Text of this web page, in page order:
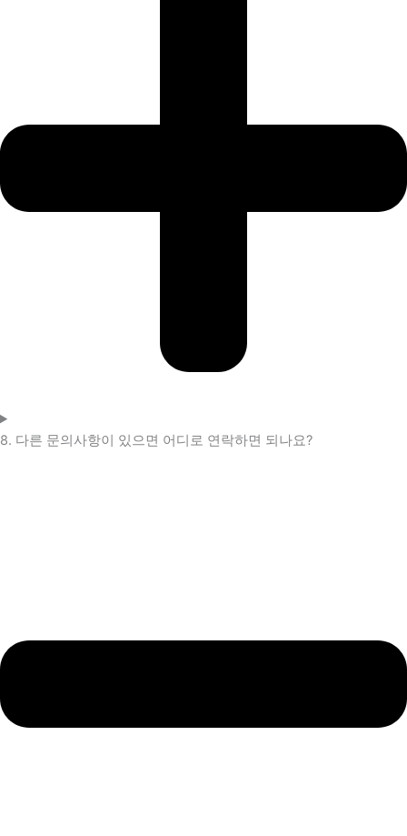
8. 다른 문의사항이 있으면 어디로 연락하면 되나요?